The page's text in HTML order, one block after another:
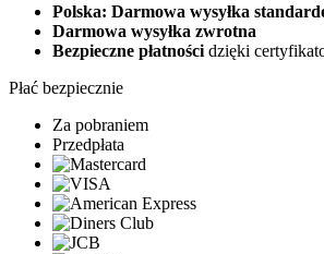
Polska: Darmowa wysyłka
Darmowa wysyłka zwrotna
Bezpieczne płatności dzięki
Płać bezpiecznie
Za pobraniem
Przedpłata